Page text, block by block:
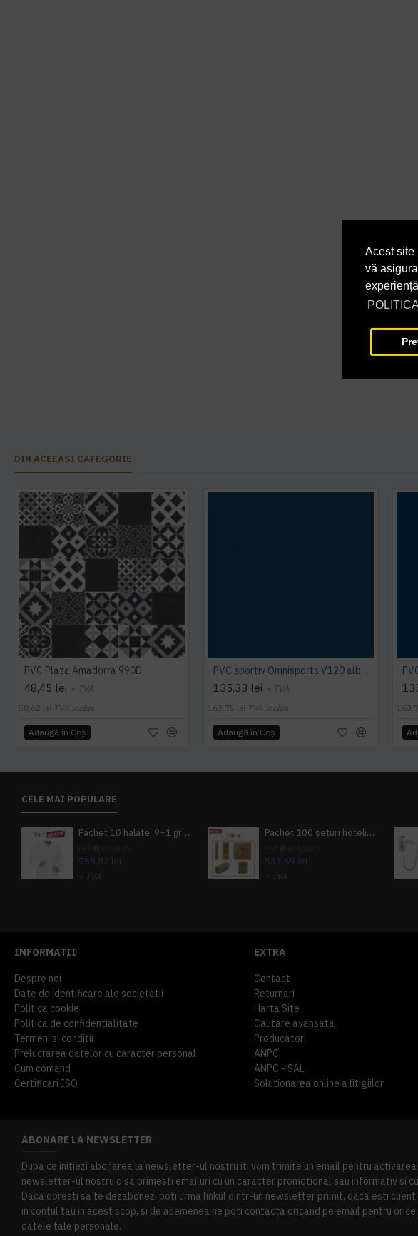
Acest site
vă
DIN ACEEASI CATEGORIE
PVC Plaza Amadorra 990D
48,45 lei + TVA
58,62 lei TVA inclus
Adaugă în Coş
PVC sportiv Omnisports V120 albastru Night Blue
135,33 lei + TVA
163,75 lei TVA inclus
Adaugă în Coş
CELE MAI POPULARE
Pachet 10 halate, 9+1 gratuit
755,82 lei
+ TVA
Pachet 100 seturi hoteliere, set dentar, set barbierit, casca de dus, pila unghii, set cusut
533,69 lei
+ TVA
INFORMATII
Despre noi
Date de identificare ale societatii
Politica cookie
Politica de confidentialitate
Termeni si conditii
Prelucrarea datelor cu caracter personal
Cum comand
Certificari ISO
EXTRA
Contact
Returnari
Harta Site
Cautare avansata
Producatori
ANPC
ANPC - SAL
Solutionarea online a litigiilor
ABONARE LA NEWSLETTER
Dupa ce initiezi abonarea la newsletter-ul nostru iti vom trimite un email pentru
newsletter-ul nostru o sa primesti emailuri cu un caracter promotional sau informativ si
Daca doresti sa te dezabonezi poti urma linkul dintr-un newsletter primit, daca esti
in contul tau in acest scop, si de asemenea ne poti contacta oricand pe email pentru
datele tale personale.